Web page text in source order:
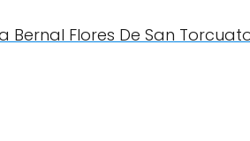
Bernal Flores De San